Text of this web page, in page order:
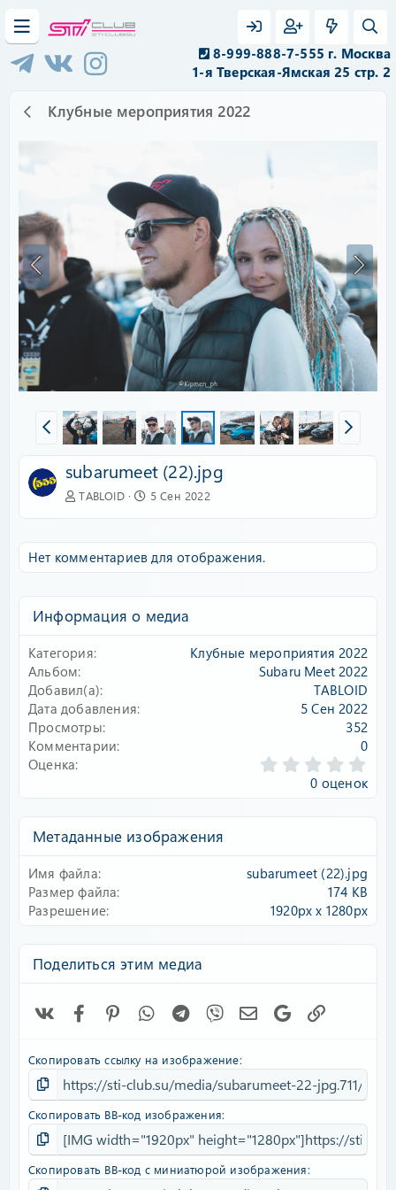
8-999-888-7-555 г. Москва
1-я Тверская-Ямская 25 стр. 2
Клубные мероприятия 2022
subarumeet (22).jpg
TABLOID 5 Сен 2022
Нет комментариев для отображения.
Информация о медиа
Категория
Клубные мероприятия 2022
Альбом
Subaru Meet 2022
Добавил(а)
TABLOID
Дата добавления
5 Сен 2022
Просмотры
352
Комментарии
0
Оценка
.
0 оценок
Метаданные изображения
Имя файла
subarumeet (22).jpg
Размер файла
174 KB
Разрешение
1920px x 1280px
Поделиться этим медиа
FacebookPinterestWhatsAppTelegram
Viber Электронная почта
Google
Скопировать ссылку на изображение
Скопировать BB-код изображения
Скопировать BB-код с миниатюрой изображения